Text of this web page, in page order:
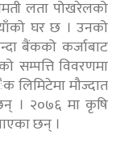
लता पोखरेलको
घर छ । उनको
बैंकको कर्जाबाट
सम्पत्ति विवरणमा
मौज्दात
। २०७६ मा कृषि
छन् ।